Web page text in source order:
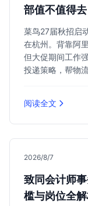
部值不值得去
菜鸟27届秋招启
在杭州。背靠阿
但大促期间工作
投递策略，帮物
阅读全文
2026/8/7
致同会计师
槛与岗位全